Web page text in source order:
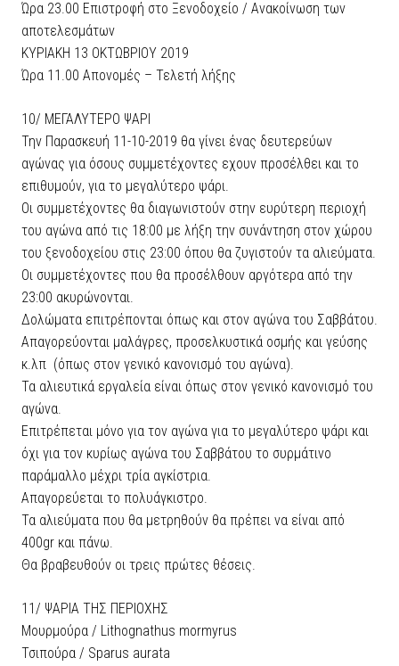
Ώρα 23.00 Επιστροφή στο Ξενοδοχείο / Ανακοίνωση των
αποτελεσμάτων
ΚΥΡΙΑΚΗ 13 ΟΚΤΩΒΡΙΟΥ 2019
Ώρα 11.00 Απονομές – Τελετή λήξης
10/ ΜΕΓΑΛΥΤΕΡΟ ΨΑΡΙ
Την Παρασκευή 11-10-2019 θα γίνει ένας δευτερεύων
αγώνας για όσους συμμετέχοντες εχουν προσέλθει και το
επιθυμούν, για το μεγαλύτερο ψάρι.
Οι συμμετέχοντες θα διαγωνιστούν στην ευρύτερη περιοχή
του αγώνα από τις 18:00 με λήξη την συνάντηση στον χώρου
του ξενοδοχείου στις 23:00 όπου θα ζυγιστούν τα αλιεύματα.
Οι συμμετέχοντες που θα προσέλθουν αργότερα από την
23:00 ακυρώνονται.
Δολώματα επιτρέπονται όπως και στον αγώνα του Σαββάτου.
Απαγορεύονται μαλάγρες, προσελκυστικά οσμής και γεύσης
κ.λπ (όπως στον γενικό κανονισμό του αγώνα).
Τα αλιευτικά εργαλεία είναι όπως στον γενικό κανονισμό του
αγώνα.
Επιτρέπεται μόνο για τον αγώνα για το μεγαλύτερο ψάρι και
όχι για τον κυρίως αγώνα του Σαββάτου το συρμάτινο
παράμαλλο μέχρι τρία αγκίστρια.
Απαγορεύεται το πολυάγκιστρο.
Τα αλιεύματα που θα μετρηθούν θα πρέπει να είναι από
400gr και πάνω.
Θα βραβευθούν οι τρεις πρώτες θέσεις.
11/ ΨΑΡΙΑ ΤΗΣ ΠΕΡΙΟΧΗΣ
Μουρμούρα / Lithognathus mormyrus
Τσιπούρα / Sparus aurata